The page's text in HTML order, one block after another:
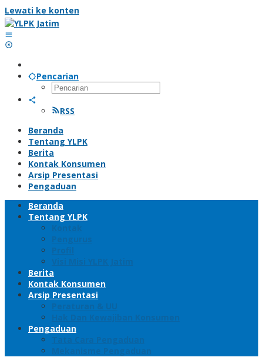
Lewati ke konten
Pencarian
RSS
Beranda
Tentang YLPK
Berita
Kontak Konsumen
Arsip Presentasi
Pengaduan
Beranda
Tentang YLPK
Kontak
Pengurus
Profil
Visi Misi YLPK Jatim
Berita
Kontak Konsumen
Arsip Presentasi
Peraturan & UU
Hak Dan Kewajiban Konsumen
Pengaduan
Tata Cara Pengaduan
Mekanisme Pengaduan